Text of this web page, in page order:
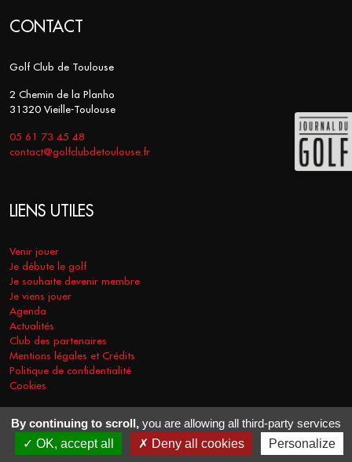
CONTACT
Golf Club de Toulouse
2 Chemin de la Planho
31320 Vieille-Toulouse
05 61 73 45 48
contact@golfclubdetoulouse.fr
LIENS UTILES
Venir jouer
Je débute le golf
Je souhaite devenir membre
Je viens jouer
Agenda
Actualités
Club des partenaires
Mentions légales et Crédits
Politique de confidentialité
Cookies
COPYRIGHT © 2026 - GOLF CLUB DE TOULOUSE. TOUS DROITS
RÉSERVÉS.
RÉALISATION VT-DESIGN 2021
By continuing to scroll, you are allowing all third-party services
OK, accept all
Deny all cookies Personalize